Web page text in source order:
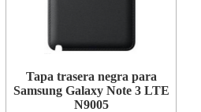
Tapa trasera negra para
Samsung Galaxy Note 3 LTE
N9005